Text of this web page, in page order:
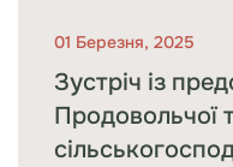
01 Березня, 2025
Зустріч із
Продовольчої